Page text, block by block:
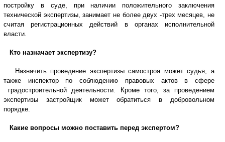
постройку в суде, при наличии положительного заключения
технической экспертизы, занимает не более двух -трех месяцев, не
считая регистрационных действий в органах исполнительной
власти.
Кто назначает экспертизу?
Назначить проведение экспертизы самостроя может судья, а
также инспектор по соблюдению правовых актов в сфере
градостроительной деятельности. Кроме того, за проведением
экспертизы застройщик может обратиться в добровольном
порядке.
Какие вопросы можно поставить перед экспертом?